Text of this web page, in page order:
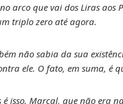
arco que vai dos Liras aos
triplo zero até agora.
não sabia da sua
ele. O fato, em suma, é
é isso. Marçal, que não era